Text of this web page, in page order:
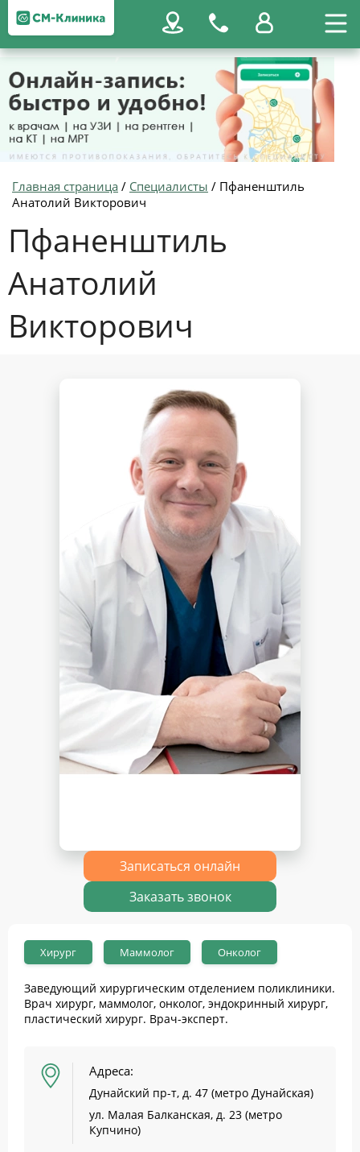
Главная страница / Специалисты / Пфаненштиль
Анатолий Викторович
Пфаненштиль
Анатолий
Викторович
Записаться онлайн
Заказать звонок
Хирург Маммолог Онколог
Заведующий хирургическим отделением поликлиники.
Врач хирург, маммолог, онколог, эндокринный хирург,
пластический хирург. Врач-эксперт.
Адреса:
Дунайский пр-т, д. 47 (метро Дунайская)
ул. Малая Балканская, д. 23 (метро
Купчино)